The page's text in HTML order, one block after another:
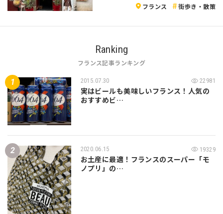
フランス 街歩き・散策
Ranking
フランス記事ランキング
2015.07.30 22981
実はビールも美味しいフランス！人気の
おすすめビ…
2020.06.15 19329
お土産に最適！フランスのスーパー「モ
ノプリ」の…